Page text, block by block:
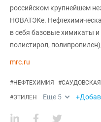
российском крупнейшем
НОВАТЭКе.
в себя базовые химикаты
полистирол,
mrc.ru
#НЕФТЕХИМИЯ #
#ЭТИЛЕН Еще 5